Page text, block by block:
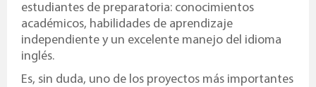
estudiantes de preparatoria: conocimientos
académicos, habilidades de aprendizaje
independiente y un excelente manejo del idioma
inglés.
Es, sin duda, uno de los proyectos más importantes